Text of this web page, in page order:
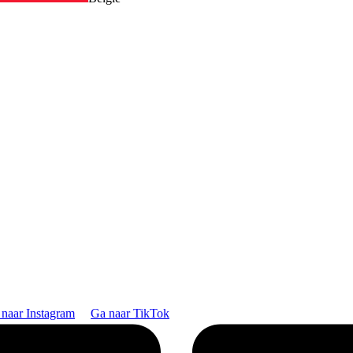
Instagram Ga naar TikTok